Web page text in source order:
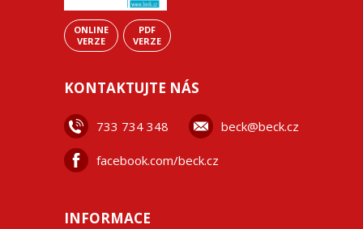
ONLINE
VERZE
PDF
VERZE
KONTAKTUJTE NÁS
733 734 348 beck@beck.cz
facebook.com/beck.cz
INFORMACE